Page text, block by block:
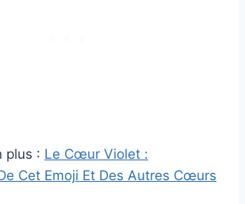
plus : Le Cœur Violet :
Cet Emoji Et Des Autres Cœurs